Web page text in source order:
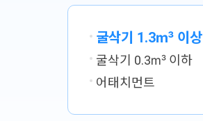
굴삭기 1.3㎥ 이상
굴삭기 0.3㎥ 이하
어태치먼트